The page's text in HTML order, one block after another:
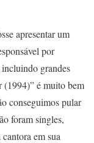
apresentar um
por
grandes
(1994)” é muito bem
conseguimos pular
foram singles,
em sua